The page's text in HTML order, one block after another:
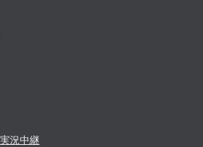
況中継